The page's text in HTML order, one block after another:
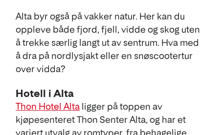
Alta byr også på vakker natur. Her kan du
oppleve både fjord, fjell, vidde og skog uten
å trekke særlig langt ut av sentrum. Hva med
å dra på nordlysjakt eller en snøscootertur
over vidda?
Hotell i Alta
Thon Hotel Alta ligger på toppen av
kjøpesenteret Thon Senter Alta, og har et
variert utvalg av romtyper, fra behagelige